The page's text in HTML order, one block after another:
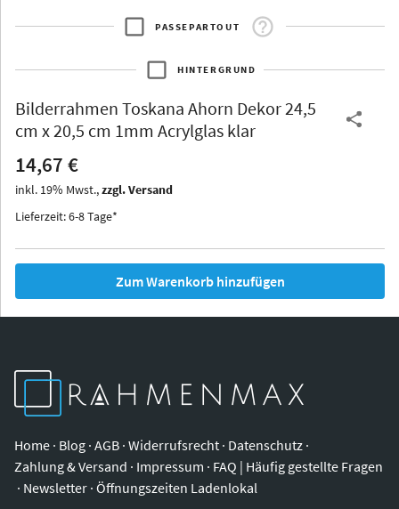
Thurgau
Iowa
PASSEPARTOUT
HINTERGRUND
Bilderrahmen Toskana Ahorn Dekor 24,5
cm x 20,5 cm 1mm Acrylglas klar
14,67 €
inkl. 19% Mwst.,zzgl. Versand
Lieferzeit: 6-8 Tage*
Zum Warenkorb hinzufügen
Home · Blog · AGB · Widerrufsrecht · Datenschutz ·
Zahlung & Versand · Impressum · FAQ | Häufig gestellte Fragen
· Newsletter · Öffnungszeiten Ladenlokal